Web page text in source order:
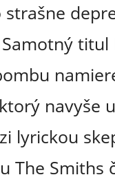
titul
navyše
lyrickou
The Smiths